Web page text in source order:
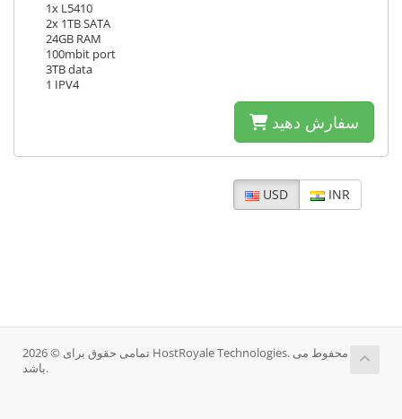
1x L5410
2x 1TB SATA
24GB RAM
100mbit port
3TB data
1 IPV4
سفارش دهید
USD INR
تمامی حقوق برای © 2026 HostRoyale Technologies. محفوط می
باشد.